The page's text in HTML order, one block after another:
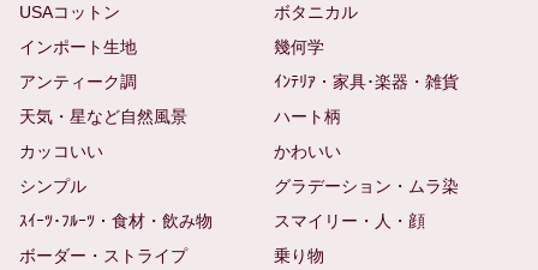
USAコットン
ボタニカル
インポート生地
幾何学
アンティーク調
ｲﾝﾃﾘｱ・家具･楽器・雑貨
天気・星など自然風景
ハート柄
カッコいい
かわいい
シンプル
グラデーション・ムラ染
ｽｲｰﾂ･ﾌﾙｰﾂ・食材・飲み物
スマイリー・人・顔
ボーダー・ストライプ
乗り物